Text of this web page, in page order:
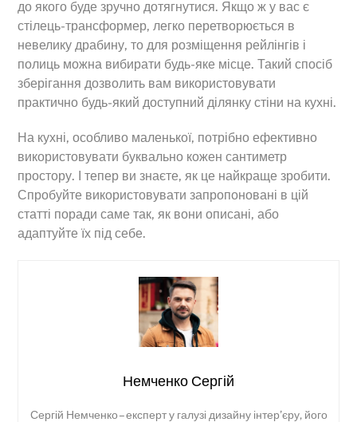
до якого буде зручно дотягнутися. Якщо ж у вас є
стілець-трансформер, легко перетворюється в
невелику драбину, то для розміщення рейлінгів і
полиць можна вибирати будь-яке місце. Такий спосіб
зберігання дозволить вам використовувати
практично будь-який доступний ділянку стіни на кухні.
На кухні, особливо маленької, потрібно ефективно
використовувати буквально кожен сантиметр
простору. І тепер ви знаєте, як це найкраще зробити.
Спробуйте використовувати запропоновані в цій
статті поради саме так, як вони описані, або
адаптуйте їх під себе.
Немченко Сергій
Сергій Немченко – експерт у галузі дизайну інтер’єру, його